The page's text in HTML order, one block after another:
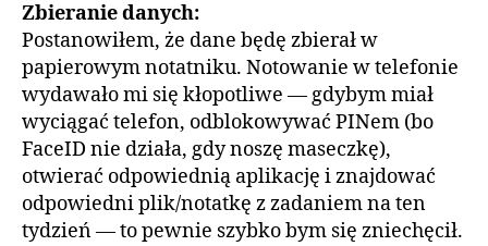
Zbieranie danych:
Postanowiłem, że dane będę zbierał w
papierowym notatniku. Notowanie w telefonie
wydawało mi się kłopotliwe — gdybym miał
wyciągać telefon, odblokowywać PINem (bo
FaceID nie działa, gdy noszę maseczkę),
otwierać odpowiednią aplikację i znajdować
odpowiedni plik/notatkę z zadaniem na ten
tydzień — to pewnie szybko bym się zniechęcił.